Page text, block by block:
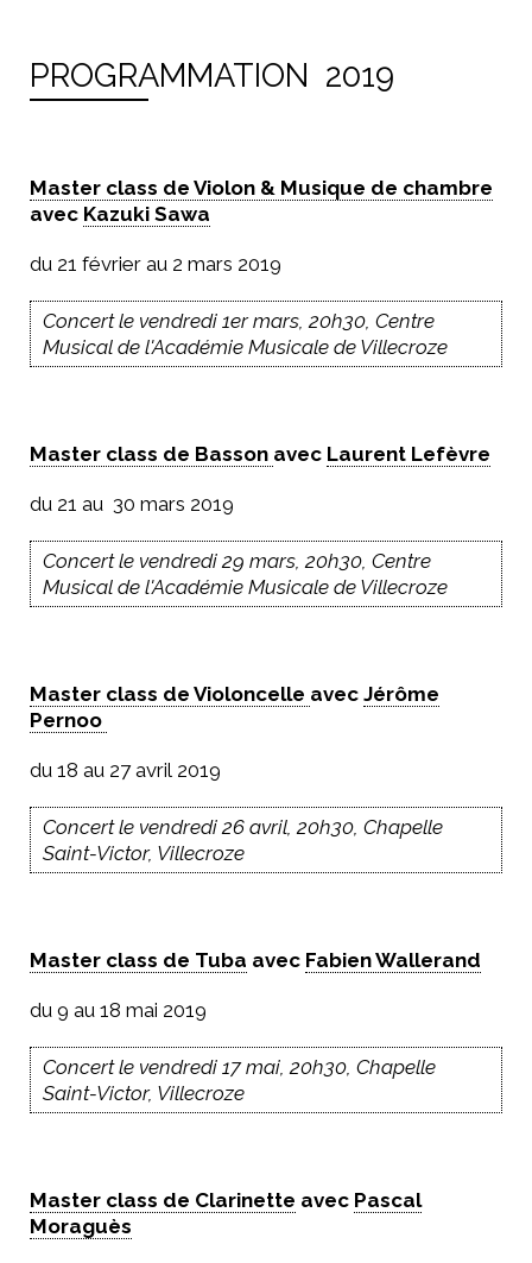
PROGRAMMATION 2019
Master class de Violon & Musique de chambre
avec Kazuki Sawa
du 21 février au 2 mars 2019
Concert le vendredi 1er mars, 20h30, Centre
Musical de l'Académie Musicale de Villecroze
Master class de Basson avec Laurent Lefèvre
du 21 au 30 mars 2019
Concert le vendredi 29 mars, 20h30, Centre
Musical de l'Académie Musicale de Villecroze
Master class de Violoncelle avec Jérôme
Pernoo
du 18 au 27 avril 2019
Concert le vendredi 26 avril, 20h30, Chapelle
Saint-Victor, Villecroze
Master class de Tuba avec Fabien Wallerand
du 9 au 18 mai 2019
Concert le vendredi 17 mai, 20h30, Chapelle
Saint-Victor, Villecroze
Master class de Clarinette avec Pascal
Moraguès